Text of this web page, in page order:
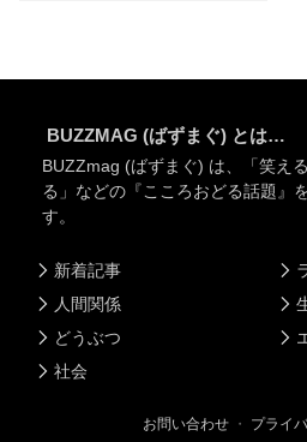
BUZZMAG (ばずまぐ) とは…
BUZZmag (ばずまぐ) は、「笑え
る」などの『こころおどる話題』
す。
新着記事
人間関係
どうぶつ
社会
お問い合わせ ・ プライ